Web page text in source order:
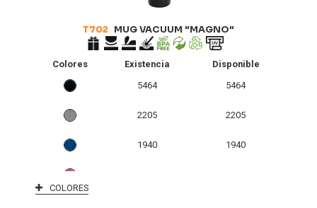
T702 MUG VACUUM "MAGNO"
Colores Existencia
Disponible
5464
5464
2205 2205
1940 1940
COLORES